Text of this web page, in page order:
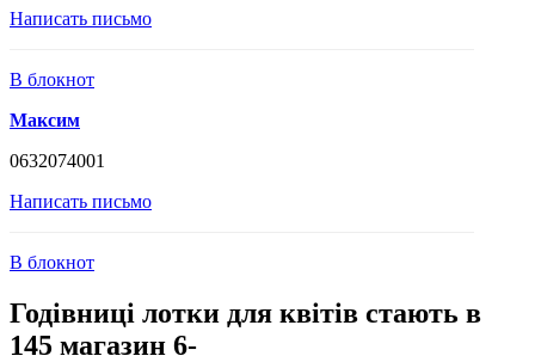
Написать письмо
В блокнот
Максим
0632074001
Написать письмо
В блокнот
Годівниці лотки для квітів стають в
145 магазин 6-